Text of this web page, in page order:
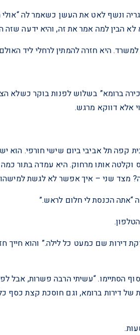
ונשף לאט את העשן כשאמר לה
לא הבין למה אמר את זה, והיא ידעה
היא חזרה להמתין לרחלי ליד
ברומא” בשלוש לפנות בוקר כשלא
אלא דווקא מרגש.
קפה תל אביבי ביום שישי חורפי. הוא
וקלטה אותו מרחוק. היא עמדה בתור
מצד שני – איך אפשר לא לגשת
“אתה הכנסת לי חלום לראש.”
דירות שם כמעט כל לילה.” והוא חייך
הסתיימו. “עשיתי הרבה פשרות, אבל
של דירות ברומא, וגם חוסכת קצת